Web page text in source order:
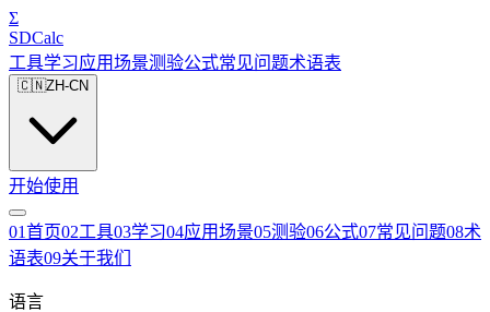
Σ
SDCalc
工具学习应用场景测验公式常见问题术语表
🇨🇳ZH-CN
开始使用
01首页02工具03学习04应用场景05测验06公式07常见问题08术
语表09关于我们
语言